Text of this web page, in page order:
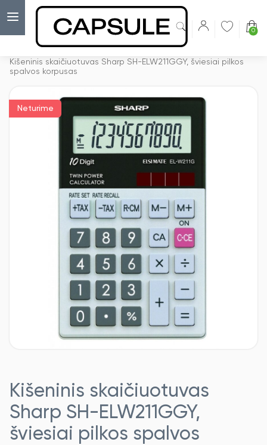
0
Kišeninis skaičiuotuvas Sharp SH-ELW211GGY, šviesiai pilkos
spalvos korpusas
Neturime
Kišeninis skaičiuotuvas
Sharp SH-ELW211GGY,
šviesiai pilkos spalvos